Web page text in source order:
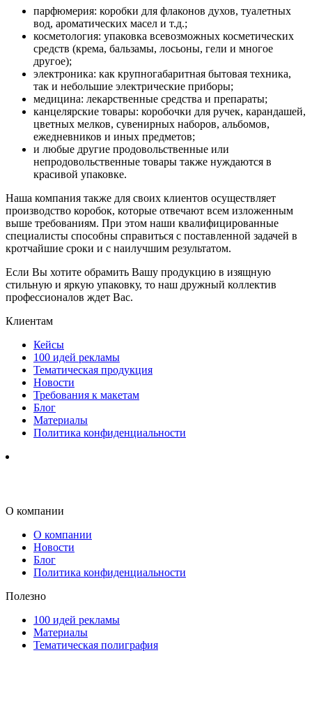
парфюмерия: коробки для флаконов духов, туалетных
вод, ароматических масел и т.д.;
косметология: упаковка всевозможных косметических
средств (крема, бальзамы, лосьоны, гели и многое
другое);
электроника: как крупногабаритная бытовая техника,
так и небольшие электрические приборы;
медицина: лекарственные средства и препараты;
канцелярские товары: коробочки для ручек, карандашей,
цветных мелков, сувенирных наборов, альбомов,
ежедневников и иных предметов;
и любые другие продовольственные или
непродовольственные товары также нуждаются в
красивой упаковке.
Наша компания также для своих клиентов осуществляет
производство коробок, которые отвечают всем изложенным
выше требованиям. При этом наши квалифицированные
специалисты способны справиться с поставленной задачей в
кротчайшие сроки и с наилучшим результатом.
Если Вы хотите обрамить Вашу продукцию в изящную
стильную и яркую упаковку, то наш дружный коллектив
профессионалов ждет Вас.
Клиентам
Кейсы
100 идей рекламы
Тематическая продукция
Новости
Требования к макетам
Блог
Материалы
Политика конфиденциальности
О компании
О компании
Новости
Блог
Политика конфиденциальности
Полезно
100 идей рекламы
Материалы
Тематическая полиграфия